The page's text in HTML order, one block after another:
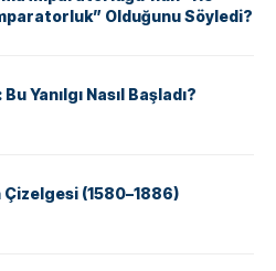
Olduğunu Söyledi?
Yanılgı Nasıl Başladı?
(1580–1886)